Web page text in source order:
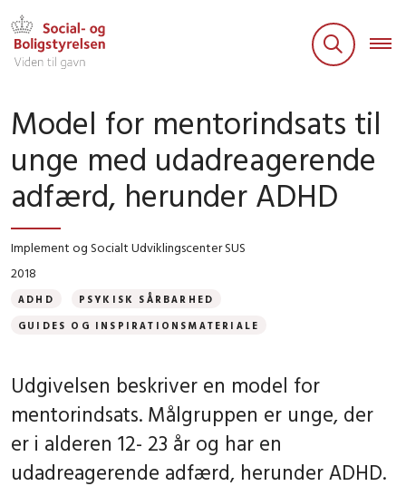
Model for mentorindsats til
unge med udadreagerende
adfærd, herunder ADHD
Implement og Socialt Udviklingscenter SUS
2018
ADHD PSYKISK SÅRBARHED
GUIDES OG INSPIRATIONSMATERIALE
Udgivelsen beskriver en model for
mentorindsats. Målgruppen er unge, der
er i alderen 12- 23 år og har en
udadreagerende adfærd, herunder ADHD.